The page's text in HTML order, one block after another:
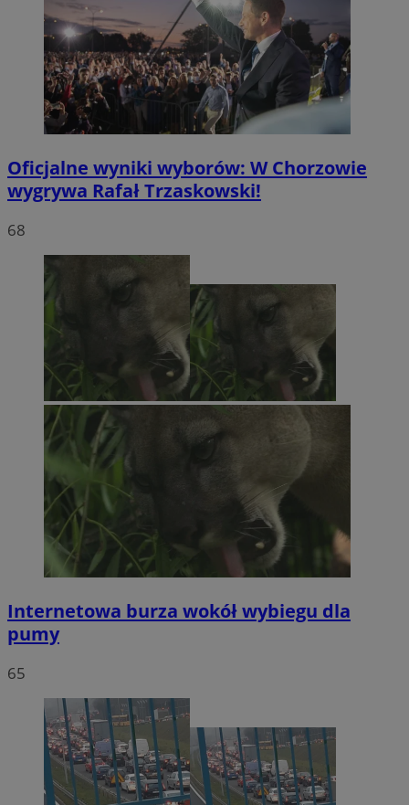
Oficjalne wyniki wyborów: W Chorzowie
wygrywa Rafał Trzaskowski!
68
Internetowa burza wokół wybiegu dla
pumy
65